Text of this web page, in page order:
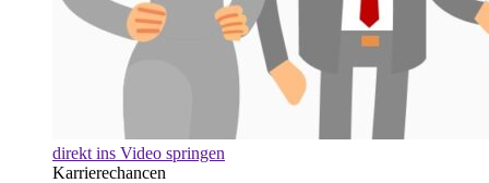
direkt ins Video springen
Karrierechancen